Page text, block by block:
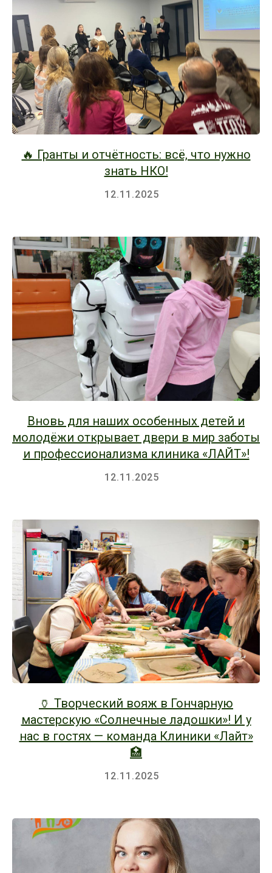
🔥 Гранты и отчётность: всё, что нужно
знать НКО!
12.11.2025
Вновь для наших особенных детей и
молодёжи открывает двери в мир заботы
и профессионализма клиника «ЛАЙТ»!
12.11.2025
🏺 Творческий вояж в Гончарную
мастерскую «Солнечные ладошки»! И у
нас в гостях — команда Клиники «Лайт»
🏥
12.11.2025